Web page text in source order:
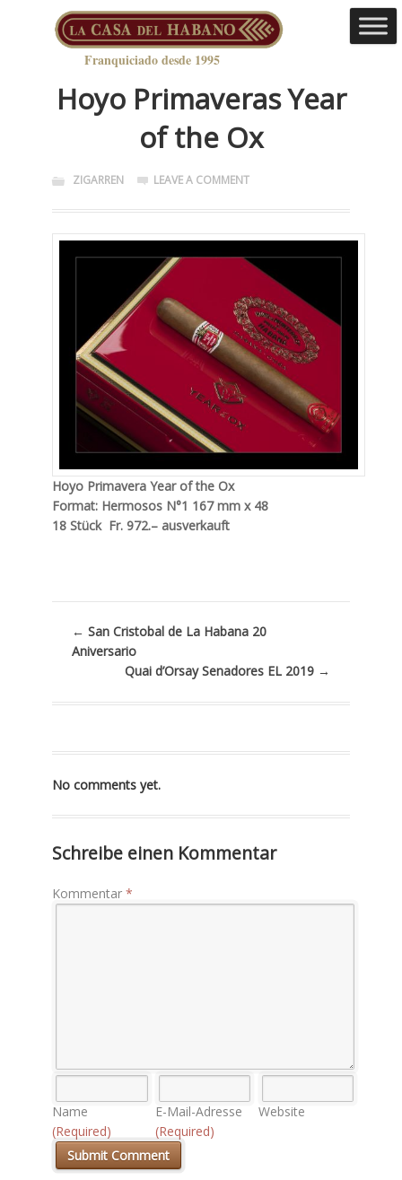
Franquiciado desde 1995
Hoyo Primaveras Year
of the Ox
ZIGARREN LEAVE A COMMENT
Hoyo Primavera Year of the Ox
Format: Hermosos N°1 167 mm x 48
18 Stück Fr. 972.– ausverkauft
← San Cristobal de La Habana 20
Aniversario
Quai d’Orsay Senadores EL 2019 →
No comments yet.
Schreibe einen Kommentar
Kommentar *
Name
(Required)
E-Mail-Adresse
(Required)
Website